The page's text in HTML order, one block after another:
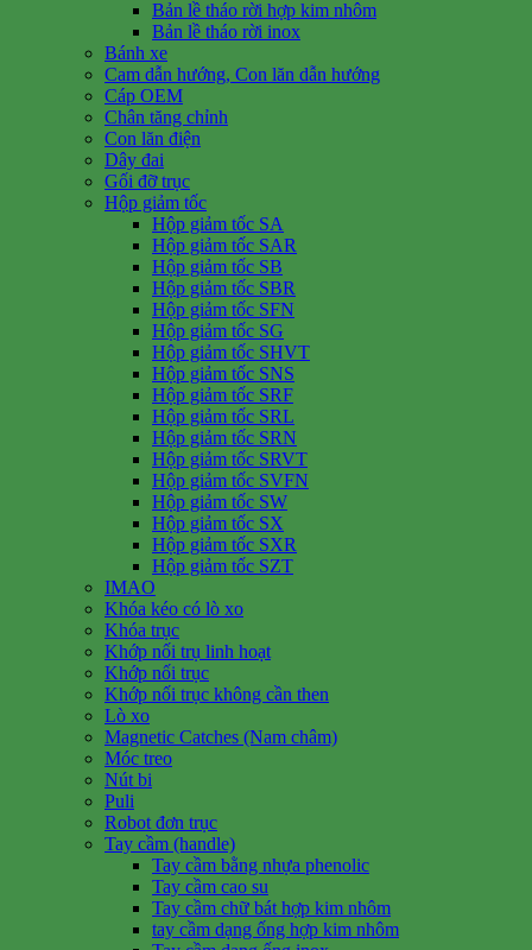
Bản lề tháo rời hợp kim nhôm
Bản lề tháo rời inox
Bánh xe
Cam dẫn hướng, Con lăn dẫn hướng
Cáp OEM
Chân tăng chỉnh
Con lăn điện
Dây đai
Gối đỡ trục
Hộp giảm tốc
Hộp giảm tốc SA
Hộp giảm tốc SAR
Hộp giảm tốc SB
Hộp giảm tốc SBR
Hộp giảm tốc SFN
Hộp giảm tốc SG
Hộp giảm tốc SHVT
Hộp giảm tốc SNS
Hộp giảm tốc SRF
Hộp giảm tốc SRL
Hộp giảm tốc SRN
Hộp giảm tốc SRVT
Hộp giảm tốc SVFN
Hộp giảm tốc SW
Hộp giảm tốc SX
Hộp giảm tốc SXR
Hộp giảm tốc SZT
IMAO
Khóa kéo có lò xo
Khóa trục
Khớp nối trụ linh hoạt
Khớp nối trục
Khớp nối trục không cần then
Lò xo
Magnetic Catches (Nam châm)
Móc treo
Nút bi
Puli
Robot đơn trục
Tay cầm (handle)
Tay cầm bằng nhựa phenolic
Tay cầm cao su
Tay cầm chữ bát hợp kim nhôm
tay cầm dạng ống hợp kim nhôm